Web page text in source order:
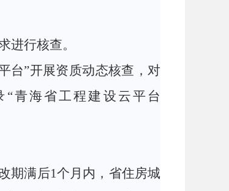
进行核查。
台”开展资质动态核查，对
青海省工程建设云平台
期满后1个月内，省住房城